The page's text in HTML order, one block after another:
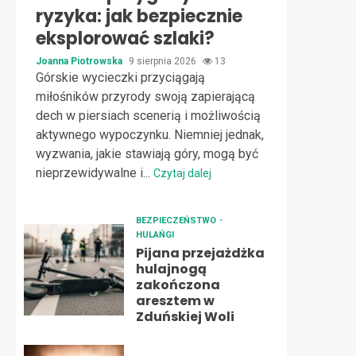
ryzyka: jak bezpiecznie
eksplorować szlaki?
Joanna Piotrowska 9 sierpnia 2026 13
Górskie wycieczki przyciągają
miłośników przyrody swoją zapierającą
dech w piersiach scenerią i możliwością
aktywnego wypoczynku. Niemniej jednak,
wyzwania, jakie stawiają góry, mogą być
nieprzewidywalne i... Czytaj dalej
BEZPIECZEŃSTWO
HULAŃGI
Pijana przejażdżka
hulajnogą
zakończona
aresztem w
Zduńskiej Woli